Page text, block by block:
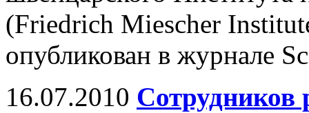
(Friedrich Miescher
опубликован в журнале
16.07.2010 Сотрудников